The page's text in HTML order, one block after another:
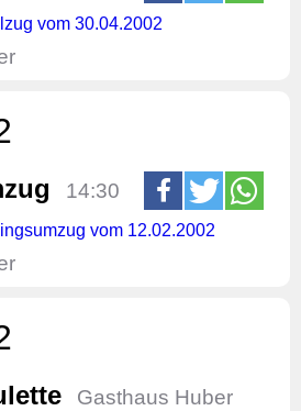
vom 30.04.2002
14:30
vom 12.02.2002
Gasthaus Huber